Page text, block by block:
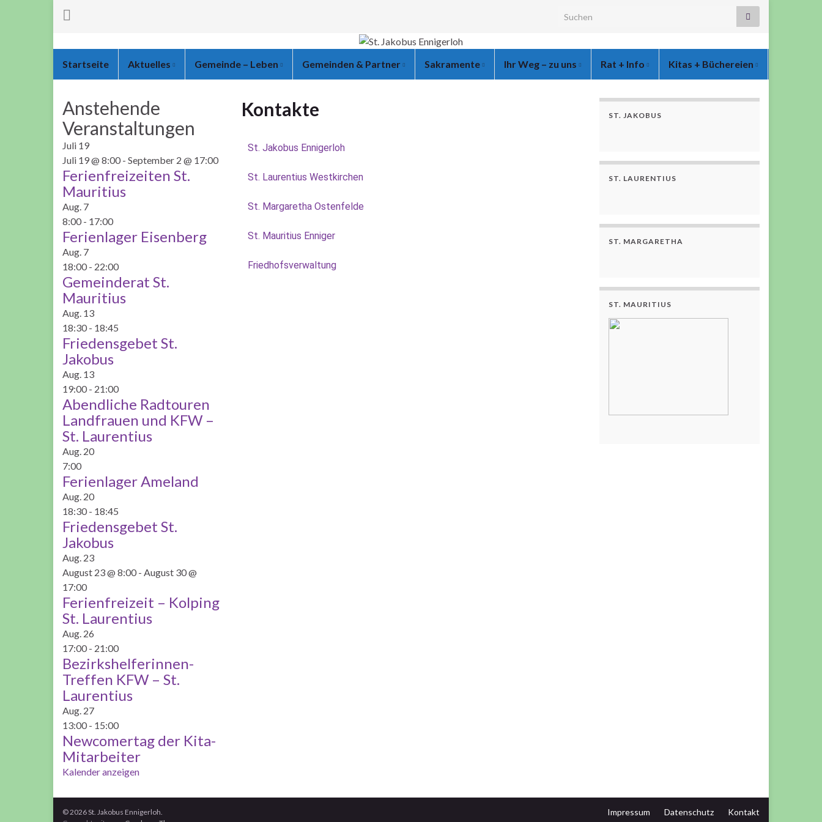
Startseite Aktuelles Gemeinde – Leben Gemeinden & Partner Sakramente Ihr Weg – zu uns Rat + Info Kitas + Büchereien
Anstehende
Veranstaltungen
Juli 19
Juli 19 @ 8:00 - September 2 @ 17:00
Ferienfreizeiten St.
Mauritius
Aug. 7
8:00 - 17:00
Ferienlager Eisenberg
Aug. 7
18:00 - 22:00
Gemeinderat St.
Mauritius
Aug. 13
18:30 - 18:45
Friedensgebet St.
Jakobus
Aug. 13
19:00 - 21:00
Abendliche Radtouren
Landfrauen und KFW –
St. Laurentius
Aug. 20
7:00
Ferienlager Ameland
Aug. 20
18:30 - 18:45
Friedensgebet St.
Jakobus
Aug. 23
August 23 @ 8:00 - August 30 @
17:00
Ferienfreizeit – Kolping
St. Laurentius
Aug. 26
17:00 - 21:00
Bezirkshelferinnen-
Treffen KFW – St.
Laurentius
Aug. 27
13:00 - 15:00
Newcomertag der Kita-
Mitarbeiter
Kalender anzeigen
Kontakte
St. Jakobus Ennigerloh
St. Laurentius Westkirchen
St. Margaretha Ostenfelde
St. Mauritius Enniger
Friedhofsverwaltung
ST. JAKOBUS
ST. LAURENTIUS
ST. MARGARETHA
ST. MAURITIUS
Impressum Datenschutz Kontakt
© 2026 St. Jakobus Ennigerloh.